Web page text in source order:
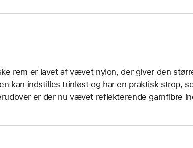
rem er lavet af vævet nylon, der giver den
kan indstilles trinløst og har en praktisk strop,
er der nu vævet reflekterende garnfibre